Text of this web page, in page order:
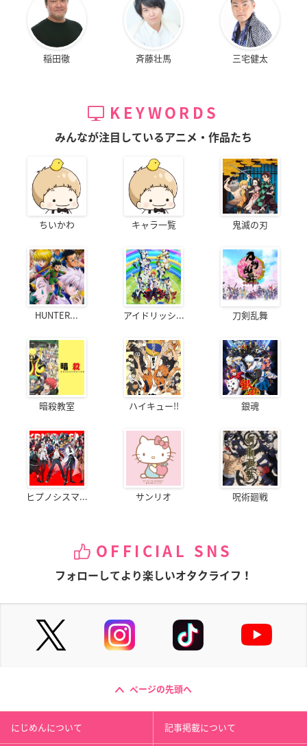
稲田徹 斉藤壮馬 三宅健太
KEYWORDS
みんなが注目しているアニメ・作品たち
ちいかわ キャラ一覧 鬼滅の刃
HUNTER... アイドリッシ... 刀剣乱舞
暗殺教室 ハイキュー!! 銀魂
ヒプノシスマ... サンリオ 呪術廻戦
OFFICIAL SNS
フォローしてより楽しいオタクライフ！
ページの先頭へ
にじめんについて 記事掲載について